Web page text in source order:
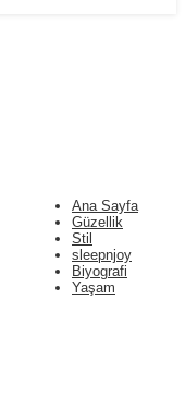
Ana Sayfa
Güzellik
Stil
sleepnjoy
Biyografi
Yaşam